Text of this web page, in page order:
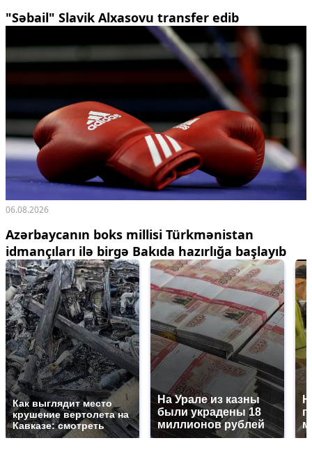
"Səbail" Slavik Alxasovu transfer edib
06.08.2026
Azərbaycanın boks millisi Türkmənistan
idmançıları ilə birgə Bakıda hazırlığa başlayıb
Как выглядит место
крушение вертолета на
Кавказе: смотреть
На Урале из казны
были украдены 18
миллионов рублей